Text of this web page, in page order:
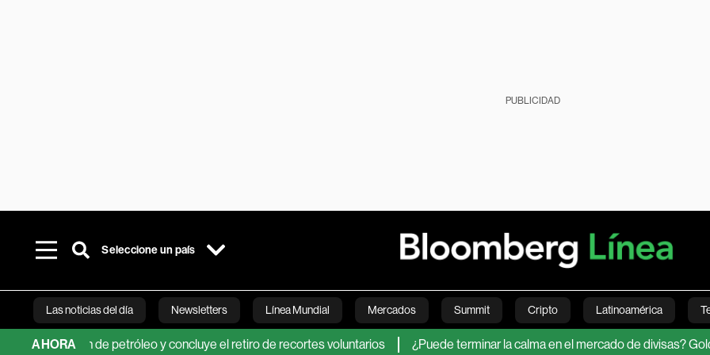
PUBLICIDAD
Seleccione un país
Las noticias del día Newsletters Línea Mundial Mercados Summit Cripto Latinoamérica
Bloomberg Green Economía Estilo de vida Mundo Videos
AHORAde petróleo y concluye el retiro de recortes voluntarios ¿Puede terminar la calma en el mercado de divisas? Goldman